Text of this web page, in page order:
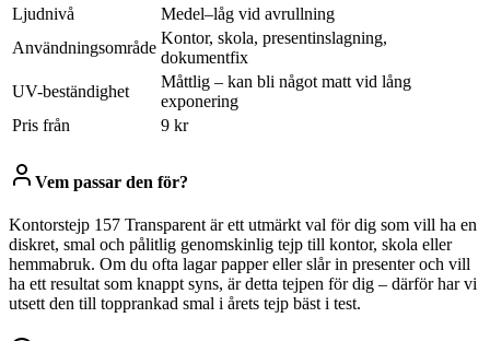
Ljudnivå
Medel–låg vid avrullning
Användningsområde
Kontor, skola, presentinslagning,
dokumentfix
UV-beständighet
Måttlig – kan bli något matt vid lång
exponering
Pris från
9 kr
Vem passar den för?
Kontorstejp 157 Transparent är ett utmärkt val för dig som vill ha en
diskret, smal och pålitlig genomskinlig tejp till kontor, skola eller
hemmabruk. Om du ofta lagar papper eller slår in presenter och vill
ha ett resultat som knappt syns, är detta tejpen för dig – därför har vi
utsett den till topprankad smal i årets tejp bäst i test.